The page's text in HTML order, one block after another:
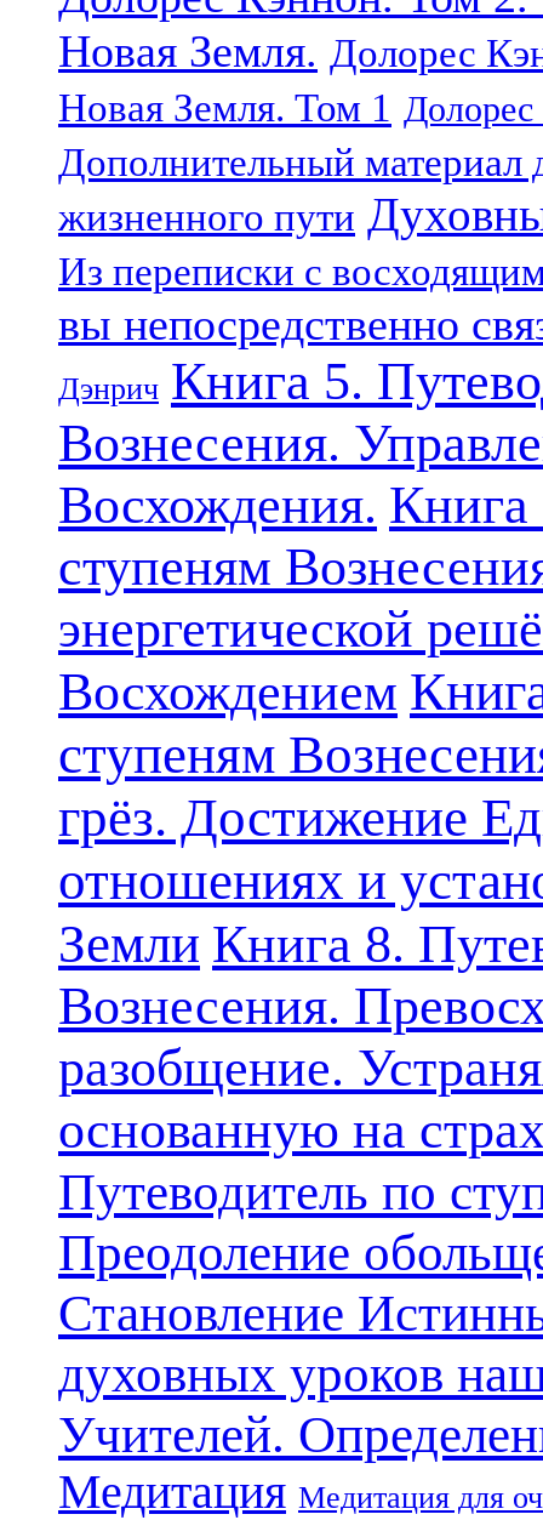
Новая Земля. Долорес
Новая Земля. Том 1
Дополнительный материал
жизненного пути
Из переписки с
вы непосредственно
Дэнрич Книга 5.
Вознесения.
Восхождения. Книга
ступеням
энергетической
Восхождением
ступеням
грёз. Достижение
отношениях и
Земли Книга 8.
Вознесения.
разобщение.
основанную на
Путеводитель по
Преодоление
Становление
духовных уроков
Учителей.
Медитация Медитация для